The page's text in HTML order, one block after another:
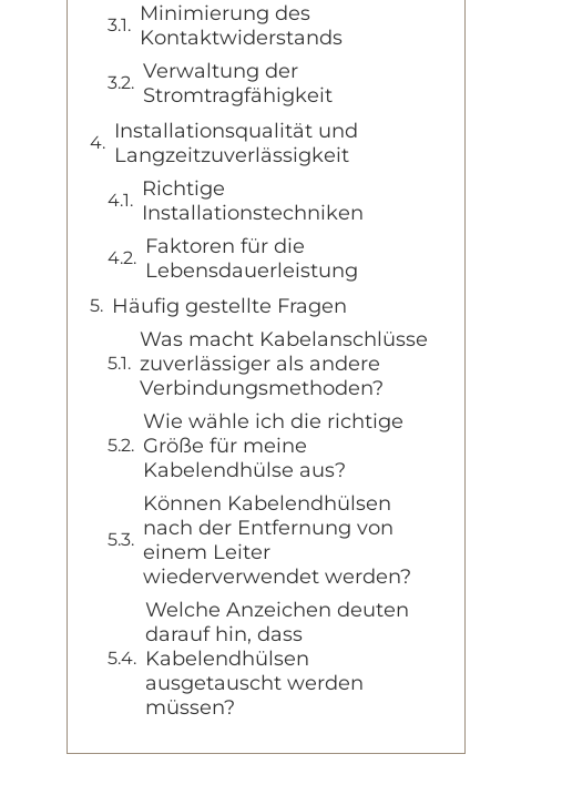
Minimierung des
Kontaktwiderstands
Verwaltung der
Stromtragfähigkeit
Installationsqualität und
Langzeitzuverlässigkeit
Richtige
Installationstechniken
Faktoren für die
Lebensdauerleistung
Häufig gestellte Fragen
Was macht Kabelanschlüsse
zuverlässiger als andere
Verbindungsmethoden?
Wie wähle ich die richtige
Größe für meine
Kabelendhülse aus?
Können Kabelendhülsen
nach der Entfernung von
einem Leiter
wiederverwendet werden?
Welche Anzeichen deuten
darauf hin, dass
Kabelendhülsen
ausgetauscht werden
müssen?